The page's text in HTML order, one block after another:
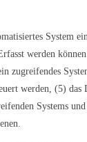
System
werden
zugreifendes
werden, (5) das
Systems